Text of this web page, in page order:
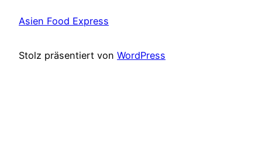
Asien Food Express
Stolz präsentiert von WordPress